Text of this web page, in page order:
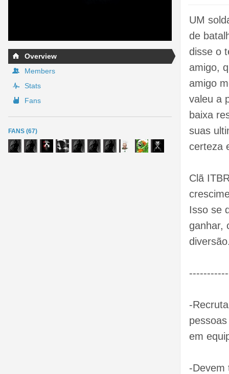
Overview
Members
Stats
Fans
FANS (67)
UM
de
disse o
amigo,
amigo
valeu a
baixa
suas
certeza
Clã
Isso se
ganhar,
-
em
-Devem